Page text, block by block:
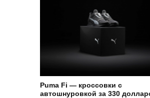
Puma Fi — кроссовки с
автошнуровкой за 330